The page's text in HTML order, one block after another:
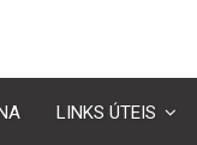
LINKS ÚTEIS